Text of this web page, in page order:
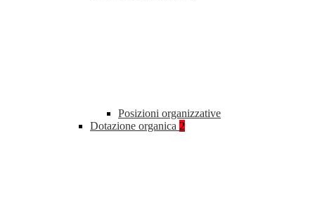
Posizioni organizzative
Dotazione organica 2